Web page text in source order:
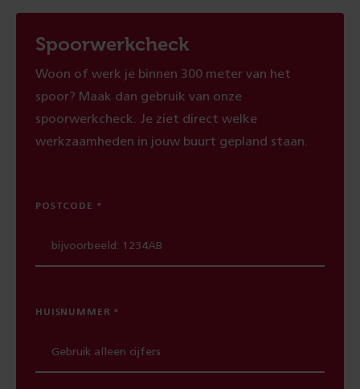
Spoorwerkcheck
Woon of werk je binnen 300 meter van het
spoor? Maak dan gebruik van onze
spoorwerkcheck. Je ziet direct welke
werkzaamheden in jouw buurt gepland staan.
POSTCODE
HUISNUMMER